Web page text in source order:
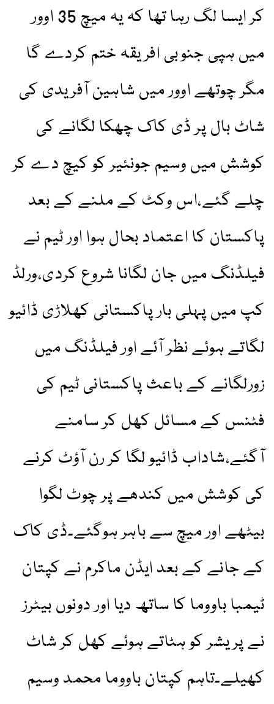
کر ایسا لگ رہا تھا کہ یہ میچ 35 اوور
میں ہپی جنوبی افریقہ ختم کردے گا
مگر چوتھے اوور میں شاہین آفریدی کی
شاٹ بال پر ڈی کاک چھکا لگانے کی
کوشش میں وسیم جونئیر کو کیچ دے کر
چلے گئے،اس وکٹ کے ملنے کے بعد
پاکستان کا اعتماد بحال ہوا اور ٹیم نے
فیلڈنگ میں جان لگانا شروع کردی،ورلڈ
کپ میں پہلی بار پاکستانی کھلاڑی ڈائیو
لگاتے ہوئے نظر آئے اور فیلڈنگ میں
زورلگانے کے باعث پاکستانی ٹیم کی
فٹنس کے مسائل کھل کر سامنے
آگئے،شاداب ڈائیو لگا کر رن آؤٹ کرنے
کی کوشش میں کندھے پر چوٹ لگوا
بیٹھے اور میچ سے باہر ہوگئے۔ڈی کاک
کے جانے کے بعد ایڈن ماکرم نے کپتان
ٹیمبا باووما کا ساتھ دیا اور دونوں بیٹرز
نے پریشر کو ہٹاتے ہوئے کھل کر شاٹ
کھیلے۔تاہم کپتان باووما محمد وسیم